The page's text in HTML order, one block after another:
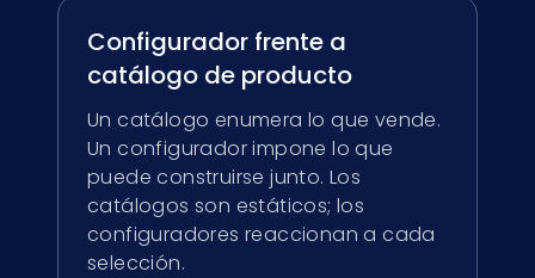
Configurador frente a
catálogo de producto
Un catálogo enumera lo que vende.
Un configurador impone lo que
puede construirse junto. Los
catálogos son estáticos; los
configuradores reaccionan a cada
selección.